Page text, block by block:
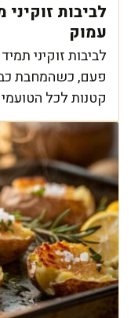
עמוק
לביבות זוקיני
פעם, כשהמחבת
קטנות לכל